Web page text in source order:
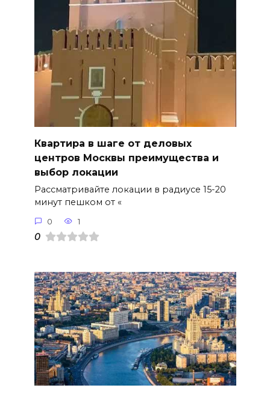
Квартира в шаге от деловых
центров Москвы преимущества и
выбор локации
Рассматривайте локации в радиусе 15-20
минут пешком от «
0 1
0